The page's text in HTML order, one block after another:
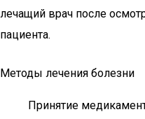
лечащий врач после
пациента.
Методы лечения болезни
Принятие